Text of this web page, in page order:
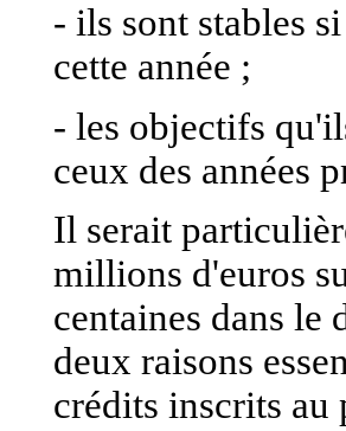
- ils sont stables
cette année ;
- les objectifs
ceux des années
Il serait
millions d'euros
centaines dans le
deux raisons
crédits inscrits au